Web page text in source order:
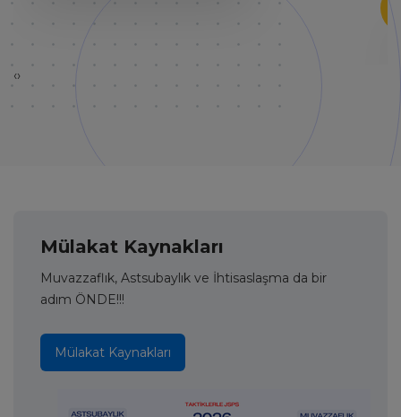
‹›
Mülakat Kaynakları
Muvazzaflık, Astsubaylık ve İhtisaslaşma da bir
adım ÖNDE!!!
Mülakat Kaynakları